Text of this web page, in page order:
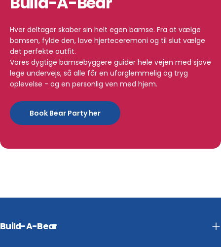
Hver deltager skaber sin helt egen bamse. Fra at vælge
bamsen, fylde den, lave hjerteceremoni og til slut vælge
det perfekte outfit.
Vores dygtige bamsebyggere guider hele vejen med sjove
lege undervejs, så alle får en uforglemmelig og tryg
oplevelse - og en personlig ven med hjem.
Book Bear Party her
Build-A-Bear